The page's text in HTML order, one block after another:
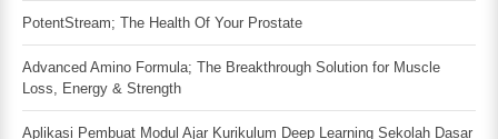
PotentStream; The Health Of Your Prostate
Advanced Amino Formula; The Breakthrough Solution for Muscle
Loss, Energy & Strength
Aplikasi Pembuat Modul Ajar Kurikulum Deep Learning Sekolah Dasar